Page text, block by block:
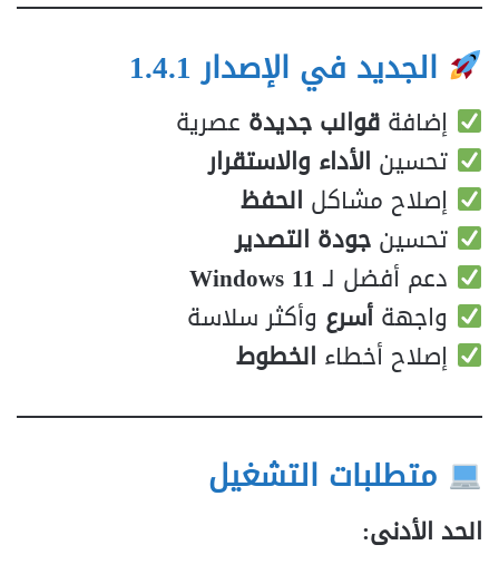
الجديد في الإصدار 1.4.1
إضافة قوالب جديدة عصرية
تحسين الأداء والاستقرار
إصلاح مشاكل الحفظ
تحسين جودة التصدير
دعم أفضل لـWindows 11
واجهة أسرع وأكثر سلاسة
إصلاح أخطاء الخطوط
متطلبات التشغيل
الحد الأدنى: